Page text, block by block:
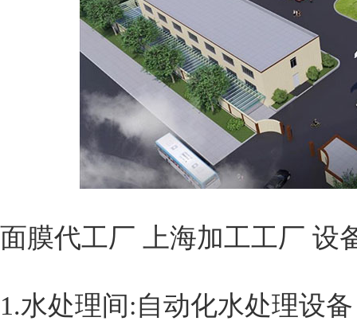
面膜代工厂 上海加工工厂 设
1.水处理间:自动化水处理设